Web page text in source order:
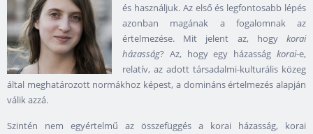
és használjuk. Az első és legfontosabb lépés
azonban magának a fogalomnak az
értelmezése. Mit jelent az, hogy korai
házasság? Az, hogy egy házasság korai-e,
relatív, az adott társadalmi-kulturális közeg
által meghatározott normákhoz képest, a domináns értelmezés alapján
válik azzá.
Szintén nem egyértelmű az összefüggés a korai házasság, korai